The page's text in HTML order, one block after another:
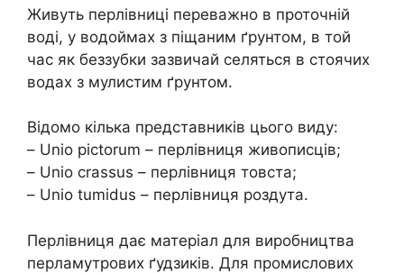
Живуть перлівниці переважно в проточній
воді, у водоймах з піщаним ґрунтом, в той
час як беззубки зазвичай селяться в стоячих
водах з мулистим ґрунтом.
Відомо кілька представників цього виду:
– Unio pictorum – перлівниця живописців;
– Unio crassus – перлівниця товста;
– Unio tumidus – перлівниця роздута.
Перлівниця дає матеріал для виробництва
перламутрових ґудзиків. Для промислових